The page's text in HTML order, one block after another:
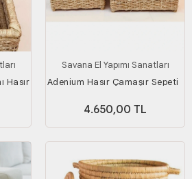
Hasır
Savana El Yapımı Sanatları
Adenium Hasır Çamaşır Sepeti_
4.650,00 TL